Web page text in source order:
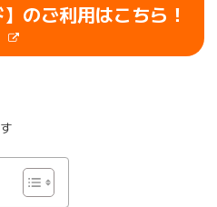
】のご利用はこちら！